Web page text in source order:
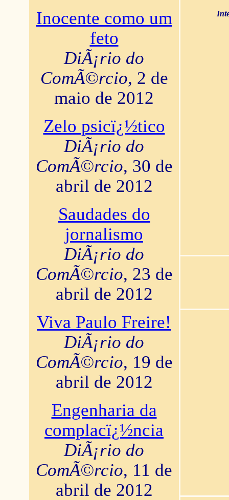
Inocente como um
feto
DiÃ¡rio do
ComÃ©rcio, 2 de
maio de 2012
Zelo psicï¿½tico
DiÃ¡rio do
ComÃ©rcio, 30 de
abril de 2012
Saudades do
jornalismo
DiÃ¡rio do
ComÃ©rcio, 23 de
abril de 2012
Viva Paulo Freire!
DiÃ¡rio do
ComÃ©rcio, 19 de
abril de 2012
Engenharia da
complacï¿½ncia
DiÃ¡rio do
ComÃ©rcio, 11 de
abril de 2012